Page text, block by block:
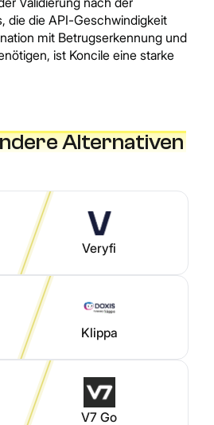
die die API-Geschwindigkeit
mit Betrugserkennung und
ist Koncile eine starke
Alternativen
Veryfi
Klippa
V7 Go